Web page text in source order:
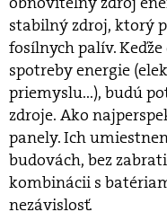
stabilný zdroj, ktorý
fosílnych palív.
spotreby energie
priemyslu...), budú
zdroje. Ako
panely. Ich
budovách, bez
kombinácii s
nezávislosť.